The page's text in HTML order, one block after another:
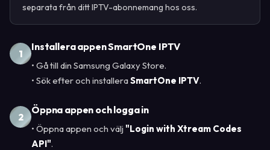
separata från ditt IPTV-abonnemang hos oss.
1
Installera appen SmartOne IPTV
• Gå till din Samsung Galaxy Store.
• Sök efter och installeraSmartOne IPTV.
2
Öppna appen och logga in
• Öppna appen och välj "Login with Xtream Codes
API".